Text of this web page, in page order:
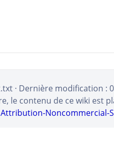
· Dernière modification :
le contenu de ce wiki est
Attribution-Noncommercial-